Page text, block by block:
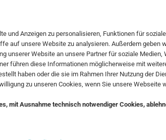
geschwungenen Kanten des Geschirrs die